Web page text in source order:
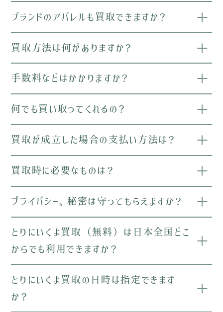
ブランドのアパレルも買取できますか？
買取方法は何がありますか？
手数料などはかかりますか？
何でも買い取ってくれるの？
買取が成立した場合の支払い方法は？
買取時に必要なものは？
プライバシー、秘密は守ってもらえますか？
とりにいくよ買取（無料）は日本全国どこ
からでも利用できますか？
とりにいくよ買取の日時は指定できます
か？